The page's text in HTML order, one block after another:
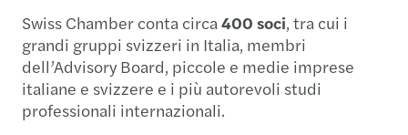
Swiss Chamber conta circa400 soci, tra cui i
grandi gruppi svizzeri in Italia, membri
dell’Advisory Board, piccole e medie imprese
italiane e svizzere e i più autorevoli studi
professionali internazionali.